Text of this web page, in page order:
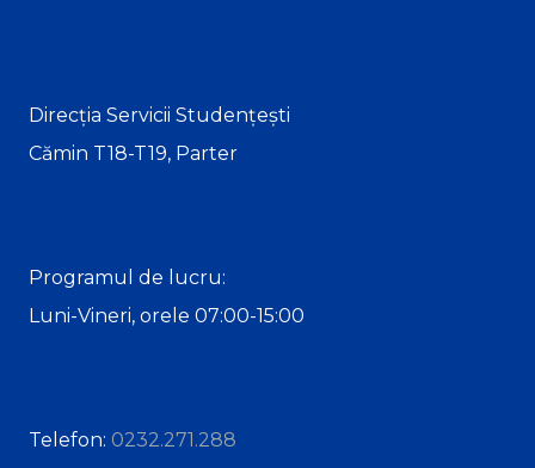
Direcția Servicii Studențești
Cămin T18-T19, Parter
Programul de lucru:
Luni-Vineri, orele 07:00-15:00
Telefon: 0232.271.288